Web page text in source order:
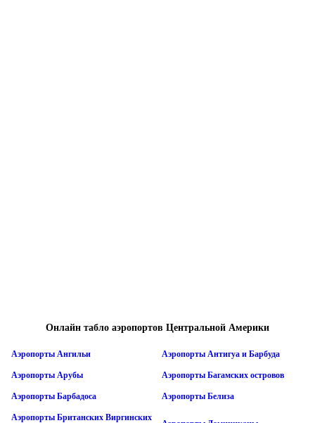
Онлайн табло аэропортов Центральной Америки
Аэропорты Ангильи Аэропорты Антигуа и Барбуда
Аэропорты Арубы Аэропорты Багамских островов
Аэропорты Барбадоса Аэропорты Белиза
Аэропорты Британских Виргинских